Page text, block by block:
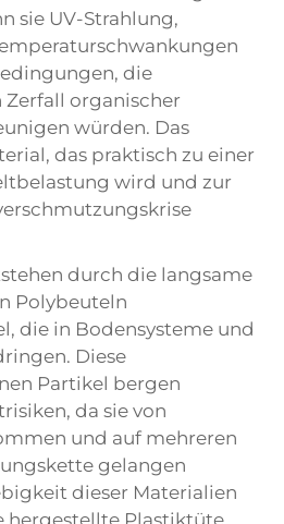
sie UV-Strahlung,
die
organischer
würden. Das
das praktisch zu einer
wird und zur
durch die langsame
Polybeuteln
die in Bodensysteme und
Diese
Partikel bergen
da sie von
und auf mehreren
gelangen
dieser Materialien
hergestellte Plastiktüte